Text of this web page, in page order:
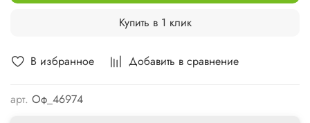
В избранное Добавить в сравнение
арт. Оф_46974
Купить в 1 клик